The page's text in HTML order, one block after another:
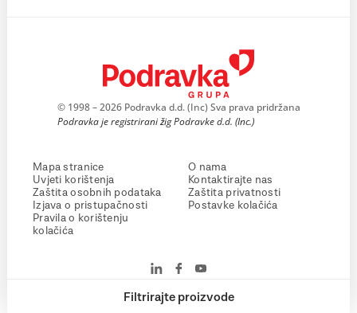
Filtrirajte proizvode
© 1998 – 2026 Podravka d.d. (Inc) Sva prava pridržana
Podravka je registrirani žig Podravke d.d. (Inc.)
Mapa stranice
Uvjeti korištenja
Zaštita osobnih podataka
Izjava o pristupačnosti
Pravila o korištenju
kolačića
O nama
Kontaktirajte nas
Zaštita privatnosti
Postavke kolačića